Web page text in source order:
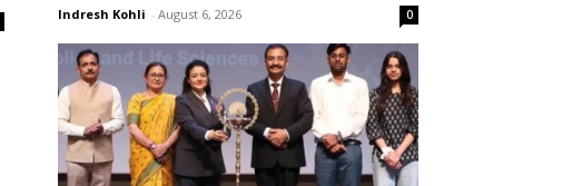
Indresh Kohli - August 6, 2026 0